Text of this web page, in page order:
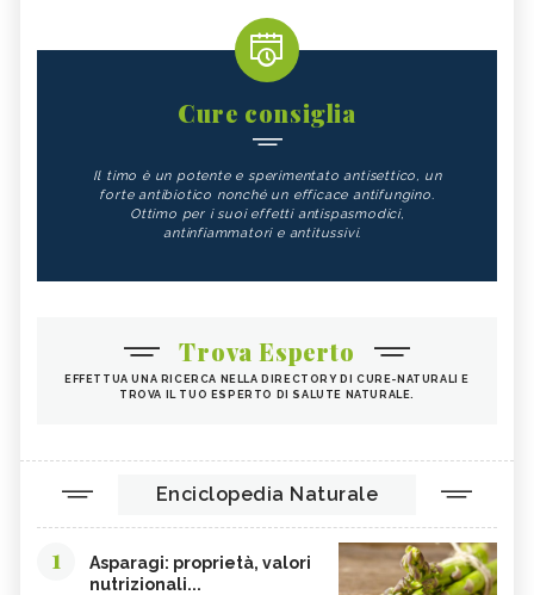
Cure consiglia
Il timo è un potente e sperimentato antisettico, un
forte antibiotico nonché un efficace antifungino.
Ottimo per i suoi effetti antispasmodici,
antinfiammatori e antitussivi.
Trova Esperto
EFFETTUA UNA RICERCA NELLA DIRECTORY DI CURE-NATURALI E
TROVA IL TUO ESPERTO DI SALUTE NATURALE.
Enciclopedia Naturale
1
Asparagi: proprietà, valori
nutrizionali...